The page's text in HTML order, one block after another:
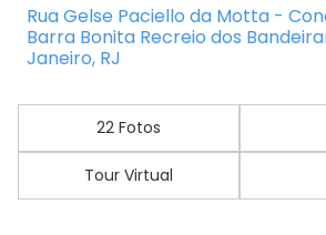
Rua Gelse Paciello da Motta -
Barra Bonita Recreio dos
Janeiro, RJ
22 Fotos
Tour Virtual